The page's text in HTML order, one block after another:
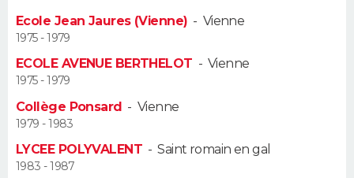
Alimentation
Guide de la santé
Maladies
Médicaments
Sommeil
VOYAGE
Destinations
City break
Voyage nature
Voyage de noces
Forum
Climat
+
PHOTO
GUIDES D'ACHAT
BONS PLANS
Ecole Jean Jaures (Vienne) - Vienne
1975 - 1979
ECOLE AVENUE BERTHELOT - Vienne
1975 - 1979
Collège Ponsard - Vienne
1979 - 1983
LYCEE POLYVALENT -Saint romain en gal
1983 - 1987